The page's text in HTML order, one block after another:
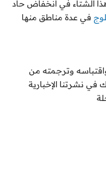
الشتاء في انخفاض حاد
في عدة مناطق منها
واقتباسه وترجمته من
نشرتنا الإخبارية